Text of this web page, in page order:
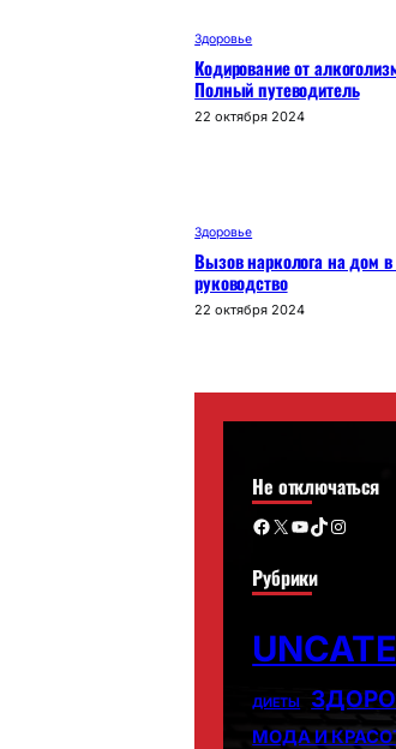
Здоровье
Кодирование от
Полный путеводитель
22 октября 2024
Здоровье
Вызов нарколога на дом
руководство
22 октября 2024
Не отключаться
Facebook X YouTube TikTok Instagram
Рубрики
ДИЕТЫ
МОДА И